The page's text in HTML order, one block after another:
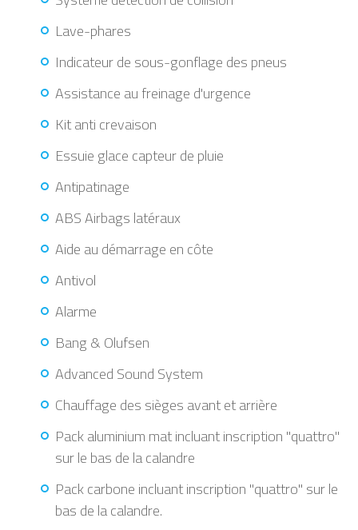
Lave-phares
Indicateur de sous-gonflage des pneus
Assistance au freinage d'urgence
Kit anti crevaison
Essuie glace capteur de pluie
Antipatinage
ABS Airbags latéraux
Aide au démarrage en côte
Antivol
Alarme
Bang & Olufsen
Advanced Sound System
Chauffage des sièges avant et arrière
Pack aluminium mat incluant inscription "quattro"
sur le bas de la calandre
Pack carbone incluant inscription "quattro" sur le
bas de la calandre.